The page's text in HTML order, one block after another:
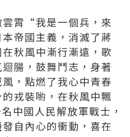
雲霄“我是一個兵，來
帝國主義，消滅了蔣
秋風中漸行漸遠，歌
腸，鼓舞鬥志，身著
，點燃了我心中青春
戎裝喲，在秋風中飄
中國人民解放軍戰士，
自內心的衝動，喜在